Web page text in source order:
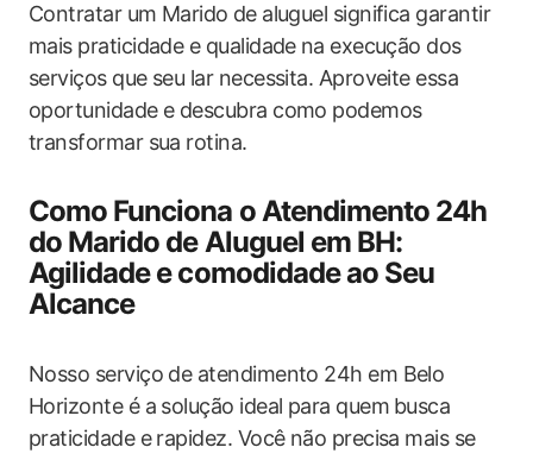
Contratar um Marido⁢ de aluguel significa garantir
mais praticidade e qualidade⁤ na execução dos​
serviços que seu lar necessita. Aproveite essa
oportunidade e descubra como podemos
transformar sua rotina.
Como Funciona o Atendimento 24h
do Marido de Aluguel em BH:
Agilidade e comodidade ao Seu
Alcance
Nosso‌ serviço de ‍atendimento 24h em Belo ​
Horizonte é a solução ideal para quem⁣ busca
praticidade e rapidez. Você não precisa ‌mais ​se